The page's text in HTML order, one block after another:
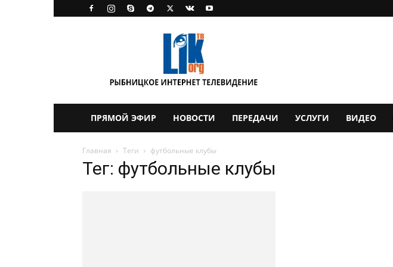
ПРЯМОЙ ЭФИР НОВОСТИ ПЕРЕДАЧИ УСЛУГИ ВИДЕО
Главная Теги футбольные клубы
Тег: футбольные клубы